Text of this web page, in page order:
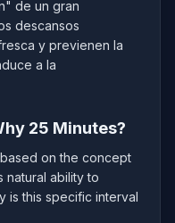
de un gran
descansos
y previenen la
a la
25 Minutes?
on the concept
ability to
is this specific interval